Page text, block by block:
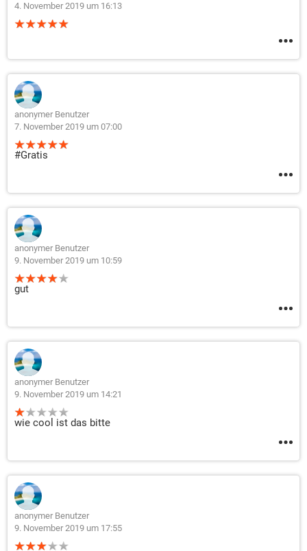
4. November 2019 um 16:13
anonymer Benutzer
7. November 2019 um 07:00
#Gratis
anonymer Benutzer
9. November 2019 um 10:59
gut
anonymer Benutzer
9. November 2019 um 14:21
wie cool ist das bitte
anonymer Benutzer
9. November 2019 um 17:55